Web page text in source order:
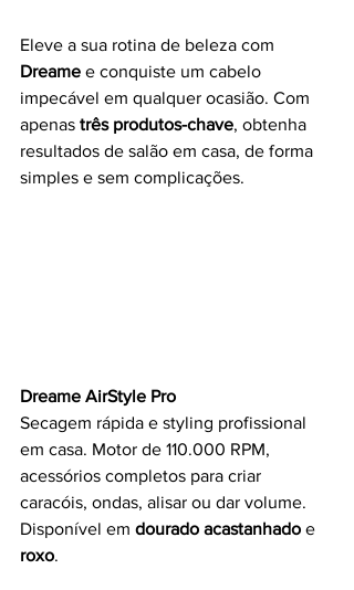
Eleve a sua rotina de beleza com
Dreame e conquiste um cabelo
impecável em qualquer ocasião. Com
apenas três produtos-chave, obtenha
resultados de salão em casa, de forma
simples e sem complicações.
Dreame AirStyle Pro
Secagem rápida e styling profissional
em casa. Motor de 110.000 RPM,
acessórios completos para criar
caracóis, ondas, alisar ou dar volume.
Disponível em dourado acastanhado e
roxo.